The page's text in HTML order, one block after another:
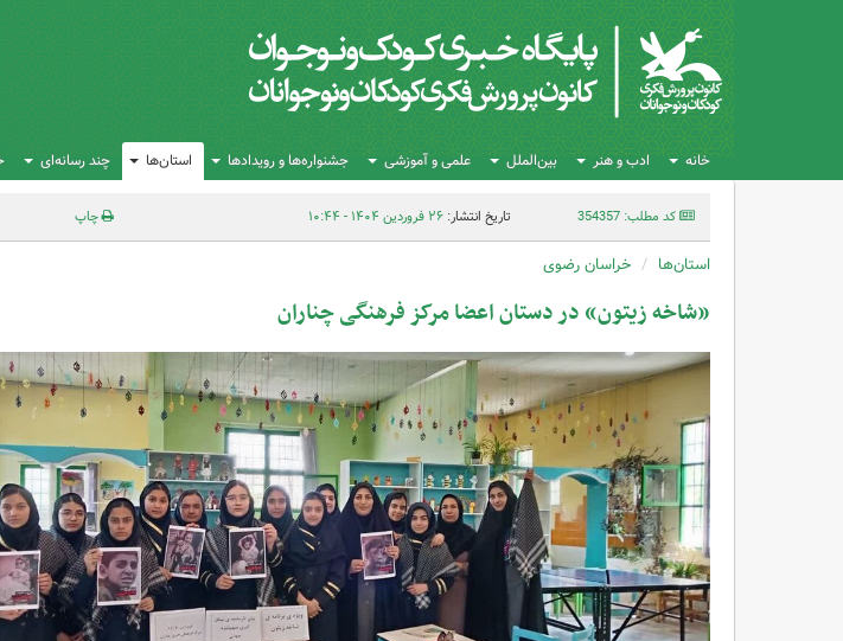
خانه ادب و هنر بین‌الملل علمی و آموزشی جشنواره‌ها و رویدادها استان‌ها چند رسانه‌ای
کد مطلب: 354357 تاریخ انتشار:۲۶ فروردین ۱۴۰۴ - ۱۰:۴۴ چاپ
استان‌ها خراسان رضوی
«شاخه زیتون» در دستان اعضا مرکز فرهنگی چناران